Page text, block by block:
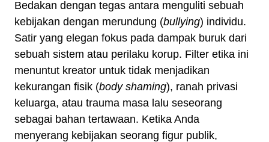
Bedakan dengan tegas antara menguliti sebuah
kebijakan dengan merundung (bullying) individu.
Satir yang elegan fokus pada dampak buruk dari
sebuah sistem atau perilaku korup. Filter etika ini
menuntut kreator untuk tidak menjadikan
kekurangan fisik (body shaming), ranah privasi
keluarga, atau trauma masa lalu seseorang
sebagai bahan tertawaan. Ketika Anda
menyerang kebijakan seorang figur publik,